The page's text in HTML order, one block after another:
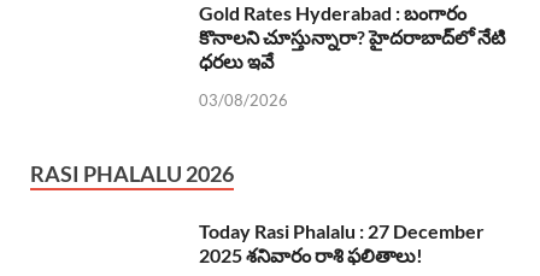
Gold Rates Hyderabad : బంగారం
కొనాలని చూస్తున్నారా? హైదరాబాద్‌లో నేటి
ధరలు ఇవే
03/08/2026
RASI PHALALU 2026
Today Rasi Phalalu : 27 December
2025 శనివారం రాశి ఫలితాలు!